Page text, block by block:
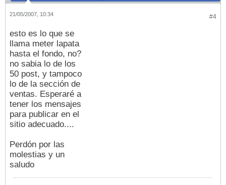
#4
21/05/2007, 10:34
esto es lo que se
llama meter lapata
hasta el fondo, no?
no sabia lo de los
50 post, y tampoco
lo de la sección de
ventas. Esperaré a
tener los mensajes
para publicar en el
sitio adecuado....
Perdón por las
molestias y un
saludo